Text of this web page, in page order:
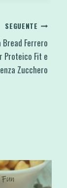
SEGUENTE
Bread Ferrero
Proteico Fit e
Zucchero